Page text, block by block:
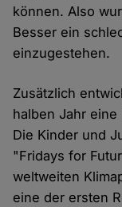
können. Also
Besser ein
einzugestehen.
Zusätzlich
halben Jahr
Die Kinder und
"Fridays for
weltweiten
eine der ersten